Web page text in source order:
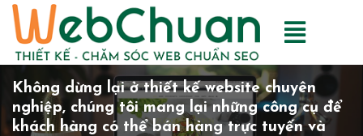
Không dừng lại ở thiết kế website chuyên
nghiệp, chúng tôi mang lại những công cụ để
khách hàng có thể bán hàng trực tuyến và